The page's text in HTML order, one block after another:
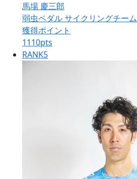
馬場 慶三郎
弱虫ペダル サイクリングチーム
獲得ポイント
1110pts
RANK5